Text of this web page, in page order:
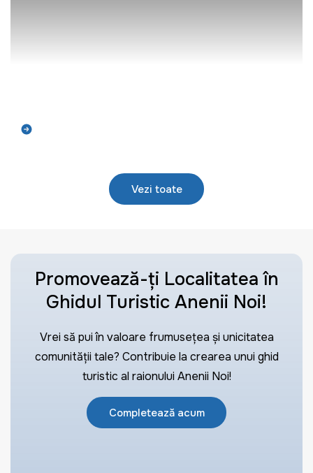
Vezi toate
Promovează-ți Localitatea în
Ghidul Turistic Anenii Noi!
Vrei să pui în valoare frumusețea și unicitatea
comunității tale? Contribuie la crearea unui ghid
turistic al raionului Anenii Noi!
Completează acum